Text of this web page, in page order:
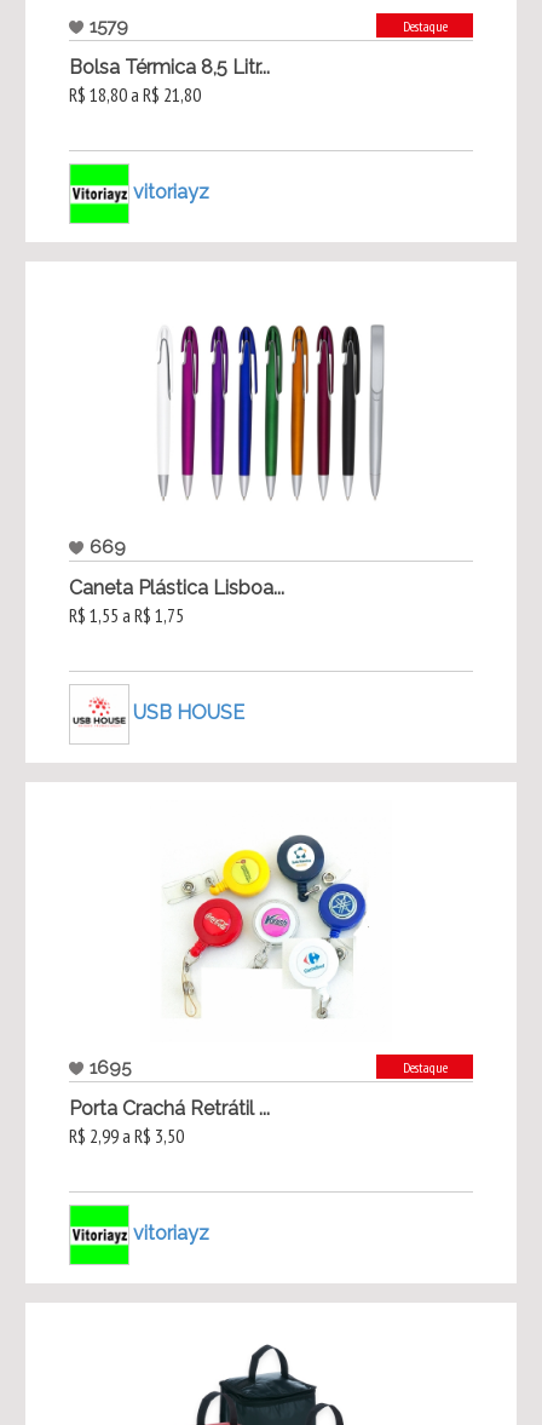
1579 Destaque
Bolsa Térmica 8,5 Litr...
R$ 18,80 a R$ 21,80
vitoriayz
669
Caneta Plástica Lisboa...
R$ 1,55 a R$ 1,75
USB HOUSE
1695 Destaque
Porta Crachá Retrátil ...
R$ 2,99 a R$ 3,50
vitoriayz